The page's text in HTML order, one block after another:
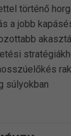
történő
a jobb
súlyokban